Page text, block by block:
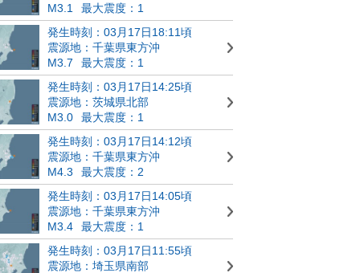
M3.1
最大震度：1
発生時刻：03月17日18:11頃
震源地：千葉県東方沖
M3.7
最大震度：1
発生時刻：03月17日14:25頃
震源地：茨城県北部
M3.0
最大震度：1
発生時刻：03月17日14:12頃
震源地：千葉県東方沖
M4.3
最大震度：2
発生時刻：03月17日14:05頃
震源地：千葉県東方沖
M3.4
最大震度：1
発生時刻：03月17日11:55頃
震源地：埼玉県南部